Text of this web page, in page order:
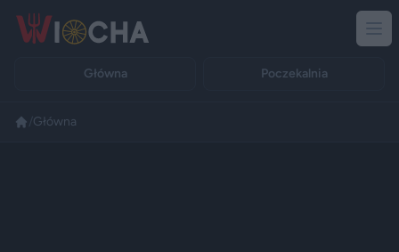
Główna Poczekalnia
Główna